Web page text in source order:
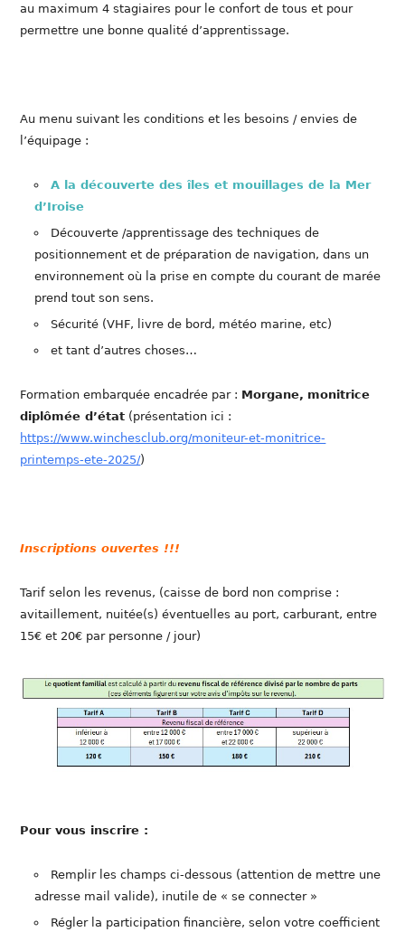
au maximum 4 stagiaires pour le confort de tous et pour
permettre une bonne qualité d’apprentissage.
Au menu suivant les conditions et les besoins / envies de
l’équipage :
A la découverte des îles et mouillages de la Mer
d’Iroise
Découverte /apprentissage des techniques de
positionnement et de préparation de navigation, dans un
environnement où la prise en compte du courant de marée
prend tout son sens.
Sécurité (VHF, livre de bord, météo marine, etc)
et tant d’autres choses…
Formation embarquée encadrée par : Morgane, monitrice
diplômée d’état (présentation ici :
https://www.winchesclub.org/moniteur-et-monitrice-
printemps-ete-2025/)
Inscriptions ouvertes !!!
Tarif selon les revenus, (caisse de bord non comprise :
avitaillement, nuitée(s) éventuelles au port, carburant, entre
15€ et 20€ par personne / jour)
Pour vous inscrire :
Remplir les champs ci-dessous (attention de mettre une
adresse mail valide), inutile de « se connecter »
Régler la participation financière, selon votre coefficient